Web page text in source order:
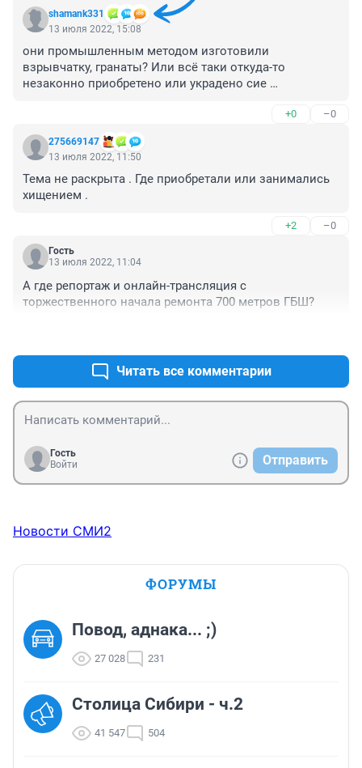
shamank331
13 июля 2022, 15:08
они промышленным методом изготовили
взрывчатку, гранаты? Или всё таки откуда-то
незаконно приобретено или украдено сие
+0 –0
275669147
13 июля 2022, 11:50
Тема не раскрыта . Где приобретали или занимались
хищением .
+2 –0
Гость
13 июля 2022, 11:04
А где репортаж и онлайн-трансляция с
торжественного начала ремонта 700 метров ГБШ?
Читать все комментарии
Гость
Войти
Отправить
Новости СМИ2
ФОРУМЫ
Повод, аднака... ;)
27 028 231
Столица Сибири - ч.2
41 547 504